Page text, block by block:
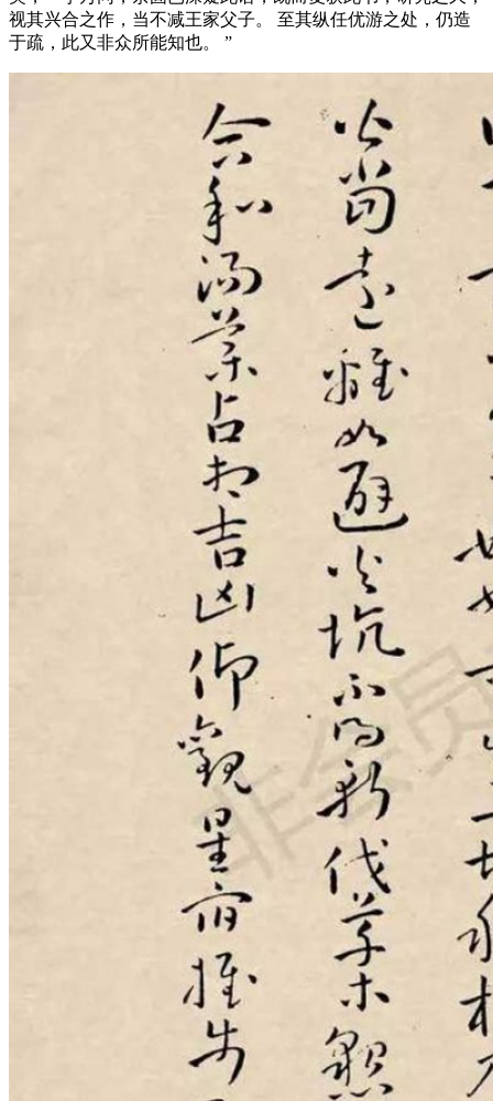
视其兴合之作，当不减王家父子。 至其纵任优游之处，仍造
于疏，此又非众所能知也。 ”